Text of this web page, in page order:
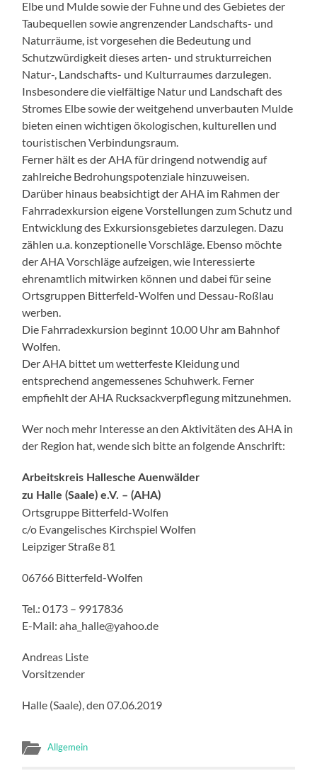
Elbe und Mulde sowie der Fuhne und des Gebietes der
Taubequellen sowie angrenzender Landschafts- und
Naturräume, ist vorgesehen die Bedeutung und
Schutzwürdigkeit dieses arten- und strukturreichen
Natur-, Landschafts- und Kulturraumes darzulegen.
Insbesondere die vielfältige Natur und Landschaft des
Stromes Elbe sowie der weitgehend unverbauten Mulde
bieten einen wichtigen ökologischen, kulturellen und
touristischen Verbindungsraum.
Ferner hält es der AHA für dringend notwendig auf
zahlreiche Bedrohungspotenziale hinzuweisen.
Darüber hinaus beabsichtigt der AHA im Rahmen der
Fahrradexkursion eigene Vorstellungen zum Schutz und
Entwicklung des Exkursionsgebietes darzulegen. Dazu
zählen u.a. konzeptionelle Vorschläge. Ebenso möchte
der AHA Vorschläge aufzeigen, wie Interessierte
ehrenamtlich mitwirken können und dabei für seine
Ortsgruppen Bitterfeld-Wolfen und Dessau-Roßlau
werben.
Die Fahrradexkursion beginnt 10.00 Uhr am Bahnhof
Wolfen.
Der AHA bittet um wetterfeste Kleidung und
entsprechend angemessenes Schuhwerk. Ferner
empfiehlt der AHA Rucksackverpflegung mitzunehmen.
Wer noch mehr Interesse an den Aktivitäten des AHA in
der Region hat, wende sich bitte an folgende Anschrift:
Arbeitskreis Hallesche Auenwälder
zu Halle (Saale) e.V. – (AHA)
Ortsgruppe Bitterfeld-Wolfen
c/o Evangelisches Kirchspiel Wolfen
Leipziger Straße 81
06766 Bitterfeld-Wolfen
Tel.: 0173 – 9917836
E-Mail: aha_halle@yahoo.de
Andreas Liste
Vorsitzender
Halle (Saale), den 07.06.2019
Allgemein